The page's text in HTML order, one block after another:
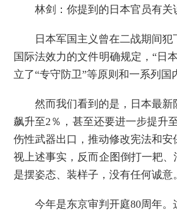
林剑：你提到的日本官员有
日本军国主义曾在二战期间
国际法效力的文件明确规定，“日
立了“专守防卫”等原则和一系列国
然而我们看到的是，日本最
飙升至2％，甚至还要进一步提升
伤性武器出口，推动修改宪法和
视上述事实，反而企图倒打一耙
是摆姿态、装样子，没有任何诚意。
今年是东京审判开庭80周年